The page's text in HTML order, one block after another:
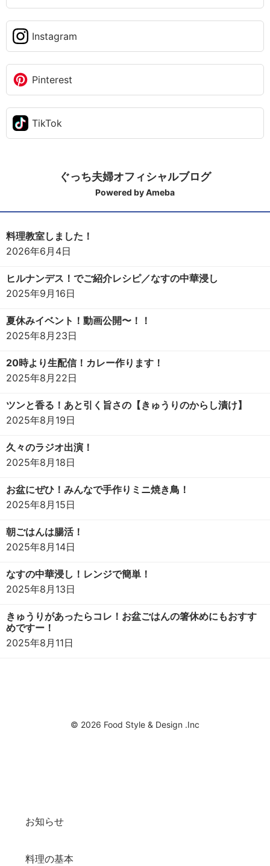
Instagram
Pinterest
TikTok
ぐっち夫婦オフィシャルブログ
Powered by Ameba
料理教室しました！
2026年6月4日
ヒルナンデス！でご紹介レシピ／なすの中華浸し
2025年9月16日
夏休みイベント！動画公開〜！！
2025年8月23日
20時より生配信！カレー作ります！
2025年8月22日
ツンと香る！あと引く旨さの【きゅうりのからし漬け】
2025年8月19日
久々のラジオ出演！
2025年8月18日
お盆にぜひ！みんなで手作りミニ焼き鳥！
2025年8月15日
朝ごはんは腸活！
2025年8月14日
なすの中華浸し！レンジで簡単！
2025年8月13日
きゅうりがあったらコレ！お盆ごはんの箸休めにもおすす
めですー！
2025年8月11日
© 2026 Food Style & Design .Inc
お知らせ
料理の基本